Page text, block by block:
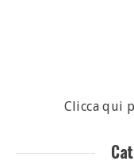
Clicca qui